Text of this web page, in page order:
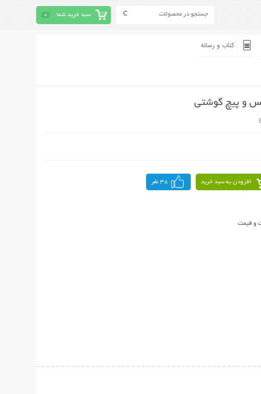
سبد خرید شما 0
کتاب و رسانه
افزودن به سبد خرید 38 نفر
و قیمت